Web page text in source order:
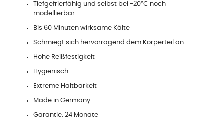
Tiefgefrierfähig und selbst bei -20°C noch
modellierbar
Bis 60 Minuten wirksame Kälte
Schmiegt sich hervorragend dem Körperteil an
Hohe Reißfestigkeit
Hygienisch
Extreme Haltbarkeit
Made in Germany
Garantie: 24 Monate